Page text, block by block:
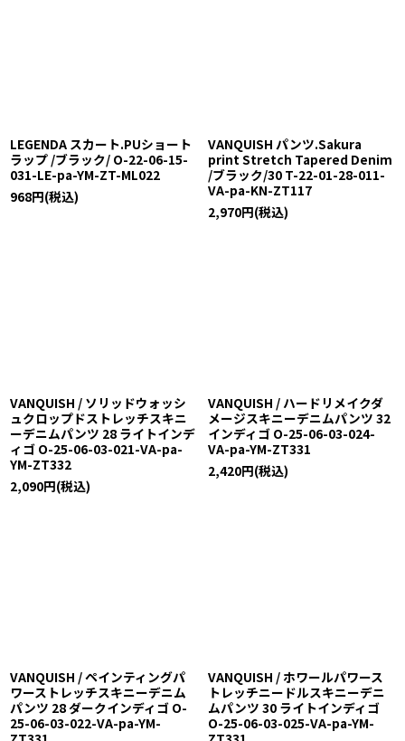
LEGENDA スカート.PUショート
ラップ /ブラック/ O-22-06-15-
031-LE-pa-YM-ZT-ML022
968円(税込)
VANQUISH パンツ.Sakura
print Stretch Tapered Denim
/ブラック/30 T-22-01-28-011-
VA-pa-KN-ZT117
2,970円(税込)
VANQUISH / ソリッドウォッシ
ュクロップドストレッチスキニ
ーデニムパンツ 28 ライトインデ
ィゴ O-25-06-03-021-VA-pa-
YM-ZT332
2,090円(税込)
VANQUISH / ハードリメイクダ
メージスキニーデニムパンツ 32
インディゴ O-25-06-03-024-
VA-pa-YM-ZT331
2,420円(税込)
VANQUISH / ペインティングパ
ワーストレッチスキニーデニム
パンツ 28 ダークインディゴ O-
25-06-03-022-VA-pa-YM-
VANQUISH / ホワールパワース
トレッチニードルスキニーデニ
ムパンツ 30 ライトインディゴ
O-25-06-03-025-VA-pa-YM-